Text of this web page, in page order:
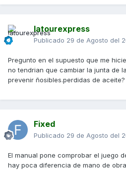
latourexpress
Publicado 29 de Agosto del
Pregunto en el supuesto que me
no tendrian que cambiar la junta de
prevenir ñosibles.perdidas de aceite?
Fixed
Publicado 29 de Agosto del
El manual pone comprobar el juego
hay poca diferencia de mano de